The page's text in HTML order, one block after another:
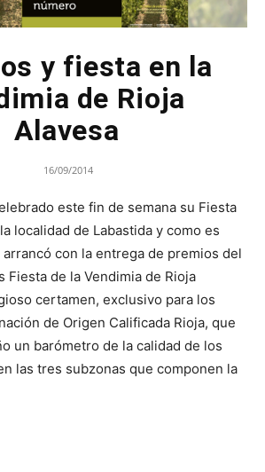
y fiesta en la
de Rioja
Alavesa
16/09/2014
este fin de semana su Fiesta
localidad de Labastida y como es
con la entrega de premios del
Fiesta de la Vendimia de Rioja
certamen, exclusivo para los
de Origen Calificada Rioja, que
un barómetro de la calidad de los
las tres subzonas que componen la